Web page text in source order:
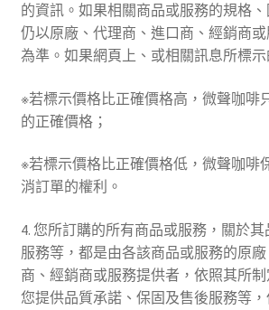
的資訊。如果相關商品或服務的規格、
仍以原廠、代理商、進口商、經銷商
為準。如果網頁上、或相關訊息所標示
※若標示價格比正確價格高，微聲咖啡
的正確價格；
※若標示價格比正確價格低，微聲咖啡
消訂單的權利。
4. 您所訂購的所有商品或服務，關於
服務等，都是由各該商品或服務的原
商、經銷商或服務提供者，依照其所
您提供品質承諾、保固及售後服務等